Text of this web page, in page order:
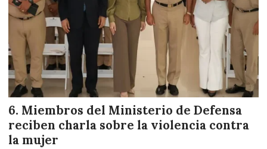
Miembros del Ministerio de Defensa
reciben charla sobre la violencia contra
la mujer